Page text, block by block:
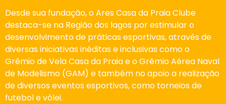
Desde sua fundação, o Ares Casa da Praia Clube
destaca-se na Região dos lagos por estimular o
desenvolvimento de práticas esportivas, através de
diversas iniciativas inéditas e inclusivas como o
Grêmio de Vela Casa da Praia e o Grêmio Aérea Naval
de Modelismo (GAM) e também no apoio a realização
de diversos eventos esportivos, como torneios de
futebol e vôlei.